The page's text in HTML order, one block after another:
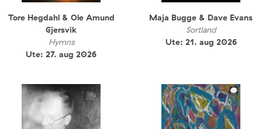
Tore Hegdahl & Ole Amund
Gjersvik
Hymns
Ute: 27. aug 2026
Maja Bugge & Dave Evans
Sortland
Ute: 21. aug 2026